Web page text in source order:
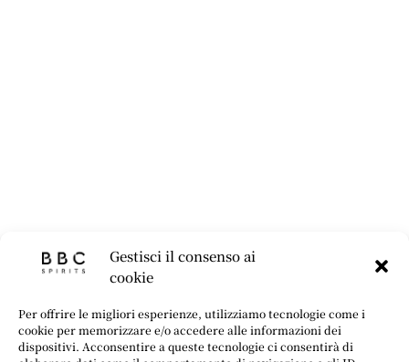
Gestisci il consenso ai
cookie
Per offrire le migliori esperienze, utilizziamo tecnologie come i
cookie per memorizzare e/o accedere alle informazioni dei
dispositivi. Acconsentire a queste tecnologie ci consentirà di